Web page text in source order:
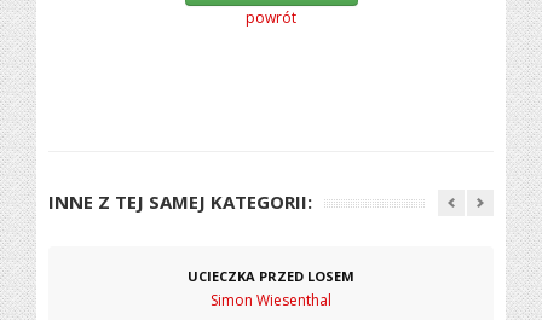
powrót
INNE Z TEJ SAMEJ KATEGORII:
UCIECZKA PRZED LOSEM
Simon Wiesenthal